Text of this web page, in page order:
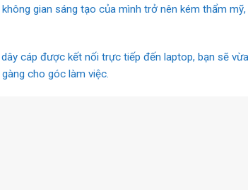
gian sáng tạo của mình trở nên kém thẩm
cáp được kết nối trực tiếp đến laptop, bạn sẽ
cho góc làm việc.